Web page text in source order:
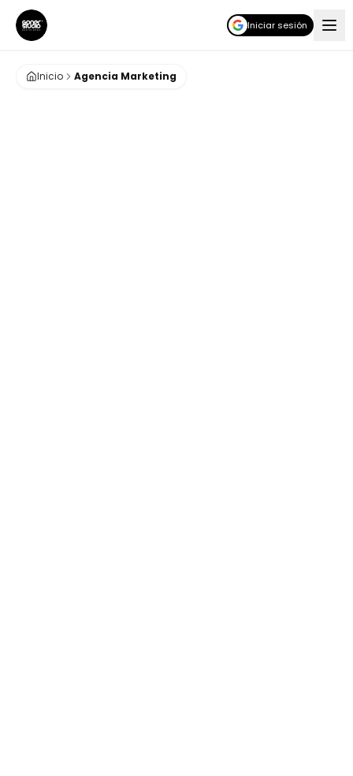
Iniciar sesión
Inicio Agencia Marketing